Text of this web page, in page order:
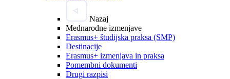
Nazaj
Mednarodne izmenjave
Erasmus+ študijska praksa (SMP)
Destinacije
Erasmus+ izmenjava in praksa
Pomembni dokumenti
Drugi razpisi